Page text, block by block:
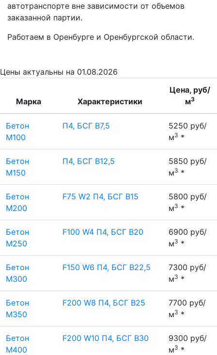
автотранспорте вне зависимости от объемов
заказанной партии.
Работаем в Оренбурге и Оренбургской области.
Цены актуальны на 01.08.2026
Марка Характеристики
Цена, руб/
м3
Бетон
М100
П4, БСГ В7,5
5250 руб/
м3 *
Бетон
М150
П4, БСГ В12,5
5850 руб/
м3 *
Бетон
М200
F75 W2 П4, БСГ В15
5800 руб/
м3 *
Бетон
М250
F100 W4 П4, БСГ В20
6900 руб/
м3 *
Бетон
М300
F150 W6 П4, БСГ В22,5
7300 руб/
м3 *
Бетон
М350
F200 W8 П4, БСГ В25
7700 руб/
м3 *
Бетон
М400
F200 W10 П4, БСГ В30
9300 руб/
м3 *